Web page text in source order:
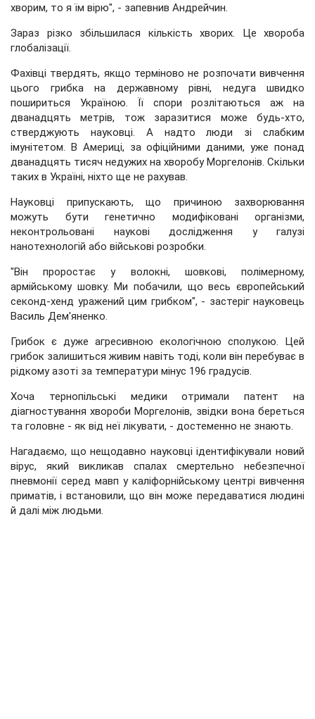
хворим, то я їм вірю", - запевнив Андрейчин.
Зараз різко збільшилася кількість хворих. Це хвороба
глобалізації.
Фахівці твердять, якщо терміново не розпочати вивчення
цього грибка на державному рівні, недуга швидко
пошириться Україною. Її спори розлітаються аж на
дванадцять метрів, тож заразитися може будь-хто,
стверджують науковці. А надто люди зі слабким
імунітетом. В Америці, за офіційними даними, уже понад
дванадцять тисяч недужих на хворобу Моргелонів. Скільки
таких в Україні, ніхто ще не рахував.
Науковці припускають, що причиною захворювання
можуть бути генетично модифіковані організми,
неконтрольовані наукові дослідження у галузі
нанотехнологій або військові розробки.
"Він проростає у волокні, шовкові, полімерному,
армійському шовку. Ми побачили, що весь європейський
секонд-хенд уражений цим грибком", - застеріг науковець
Василь Дем'яненко.
Грибок є дуже агресивною екологічною сполукою. Цей
грибок залишиться живим навіть тоді, коли він перебуває в
рідкому азоті за температури мінус 196 градусів.
Хоча тернопільські медики отримали патент на
діагностування хвороби Моргелонів, звідки вона береться
та головне - як від неї лікувати, - достеменно не знають.
Нагадаємо, що нещодавно науковці ідентифікували новий
вірус, який викликав спалах смертельно небезпечної
пневмонії серед мавп у каліфорнійському центрі вивчення
приматів, і встановили, що він може передаватися людині
й далі між людьми.